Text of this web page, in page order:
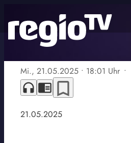
Mi., 21.05.2025 • 18:01 Uhr •
headphones chrome_reader_mode bookmark_border
21.05.2025